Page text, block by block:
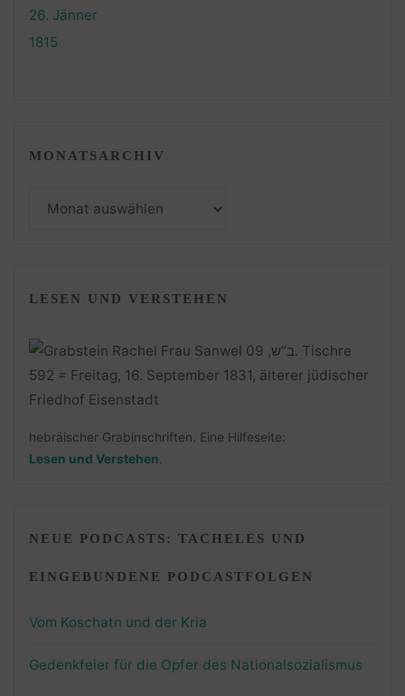
MONATSARCHIV
Monatsarchiv
LESEN UND VERSTEHEN
hebräischer Grabinschriften. Eine Hilfeseite:
Lesen und Verstehen
NEUE PODCASTS: TACHELES UND
EINGEBUNDENE PODCASTFOLGEN
Vom Koschatn und der Kria
Gedenkfeier für die Opfer des Nationalsozialismus